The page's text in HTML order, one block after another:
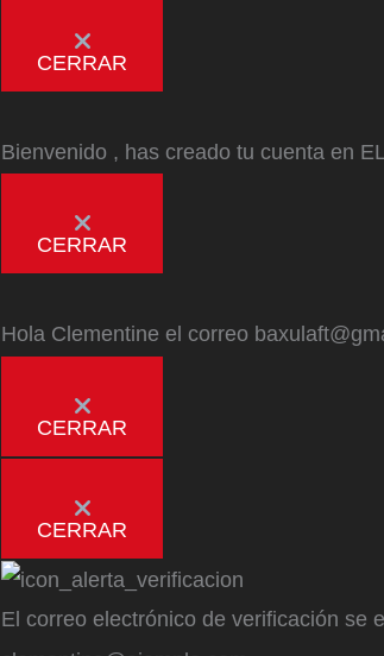
CERRAR
Bienvenido , has creado tu cuenta en
CERRAR
Hola Clementine el correo
CERRAR
CERRAR
El correo electrónico de verificación se